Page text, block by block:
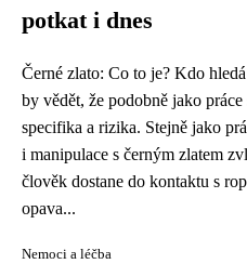
potkat i dnes
Černé zlato: Co to je? Kdo
by vědět, že podobně jako
specifika a rizika. Stejně jako
i manipulace s černým zlatem
člověk dostane do kontaktu s
opava...
Nemoci a léčba